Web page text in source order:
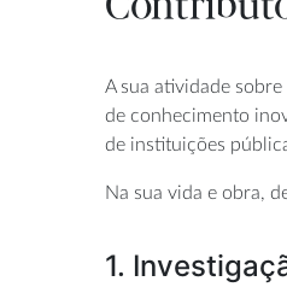
A sua atividade
de conhecimento
de instituições
Na sua vida e obra,
1.